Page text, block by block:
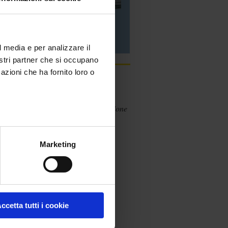
e per analizzare il
partner che si occupano
che ha fornito loro o
Marketing
tutti i cookie
Misure ambientali o fisiche
Le ultime pubblicazioni
Energy presentazione